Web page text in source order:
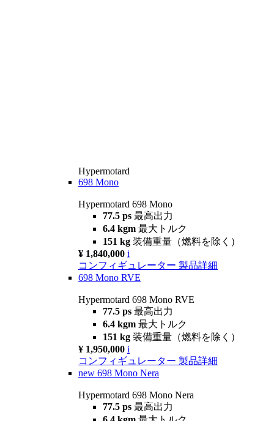
Hypermotard
698 Mono
Hypermotard 698 Mono
77.5 ps 最高出力
6.4 kgm 最大トルク
151 kg 装備重量（燃料を除く）
¥ 1,840,000 i
コンフィギュレーター 製品詳細
698 Mono RVE
Hypermotard 698 Mono RVE
77.5 ps 最高出力
6.4 kgm 最大トルク
151 kg 装備重量（燃料を除く）
¥ 1,950,000 i
コンフィギュレーター 製品詳細
new 698 Mono Nera
Hypermotard 698 Mono Nera
77.5 ps 最高出力